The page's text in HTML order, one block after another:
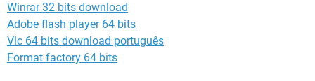
Winrar 32 bits download
Adobe flash player 64 bits
Vlc 64 bits download português
Format factory 64 bits